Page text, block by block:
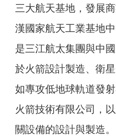
三大航天基地，發展
漢國家航天工業基地
是三江航太集團與中
於火箭設計製造、衛
如專攻低地球軌道發
火箭技術有限公司，
關設備的設計與製造。